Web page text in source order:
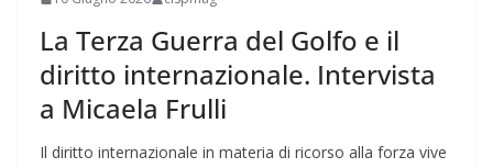
La Terza Guerra del Golfo e il
diritto internazionale. Intervista
a Micaela Frulli
Il diritto internazionale in materia di ricorso alla forza vive